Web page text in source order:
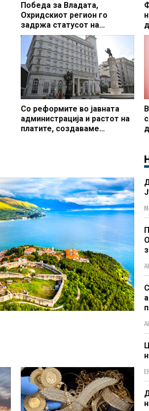
Победа за Владата,
Охридскиот регион го
задржа статусот на
заштитено светско културно
наследство
Со реформите во јавната
администрација и растот на
платите, создаваме